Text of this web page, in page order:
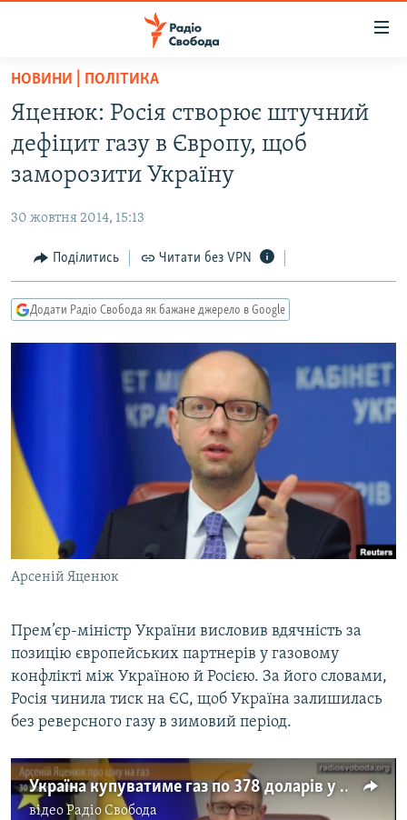
Перейти
основного
матеріалу
Перейти
до
основної
Перейти
до
пошуку
ВСЕ ЗА ДОБУ
СТАТТІ
СУСПІЛЬСТВО
РОСІЙСЬКА «ФІЛЬТРАЦІЯ»
ДОНБАС.РЕАЛІЇ
ТИ ЯК?
КИТАЙ.ВИКЛИКИ
ФОТО
СПЕЦПРОЄКТИ
ПОДКАСТИ
КРИМ РЕАЛІЇ
УКР
КТАТ
НОВИНИ | ПОЛІТИКА
Яценюк: Росія створює штучний
дефіцит газу в Європу, щоб
заморозити Україну
30 жовтня 2014, 15:13
Поділитись Читати без VPN
Додати Радіо Свобода як бажане джерело в Google
Арсеній Яценюк
Прем’єр-міністр України висловив вдячність за
позицію європейських партнерів у газовому
конфлікті між Україною й Росією. За його словами,
Росія чинила тиск на ЄС, щоб Україна залишилась
без реверсного газу в зимовий період.
Україна купуватиме газ по 378 доларів у цьому кварталі - Яценюк
відеоРадіо Свобода